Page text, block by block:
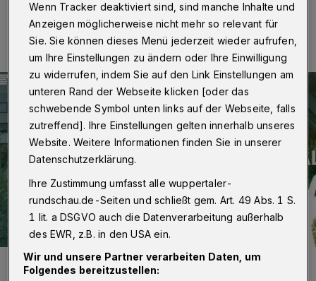
24.03.2025 , 15:46 Uhr Eine Minute Lesezeit
Das Logo zur Aktion.
Foto: Stadt Wuppertal
Wenn Tracker deaktiviert sind, sind manche Inhalte und
Anzeigen möglicherweise nicht mehr so relevant für
Sie. Sie können dieses Menü jederzeit wieder aufrufen,
um Ihre Einstellungen zu ändern oder Ihre Einwilligung
zu widerrufen, indem Sie auf den Link Einstellungen am
unteren Rand der Webseite klicken [oder das
schwebende Symbol unten links auf der Webseite, falls
zutreffend]. Ihre Einstellungen gelten innerhalb unseres
Website. Weitere Informationen finden Sie in unserer
Datenschutzerklärung.
Ihre Zustimmung umfasst alle wuppertaler-
rundschau.de-Seiten und schließt gem. Art. 49 Abs. 1 S.
1 lit. a DSGVO auch die Datenverarbeitung außerhalb
des EWR, z.B. in den USA ein.
Wir und unsere Partner verarbeiten Daten, um
Folgendes bereitzustellen: